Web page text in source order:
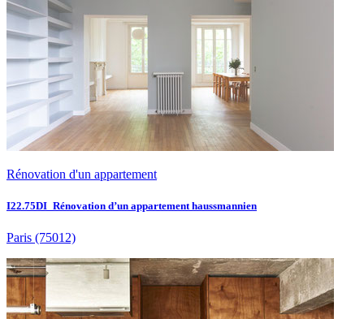
Rénovation d'un appartement
I22.75DI_Rénovation d’un appartement haussmannien
Paris (75012)